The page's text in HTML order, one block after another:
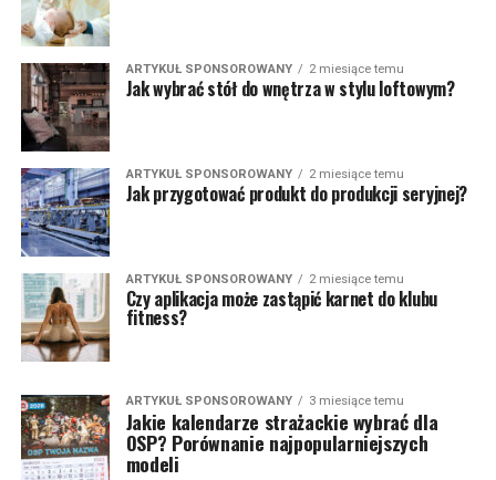
ARTYKUŁ SPONSOROWANY 2 miesiące temu
Jak wybrać stół do wnętrza w stylu loftowym?
ARTYKUŁ SPONSOROWANY 2 miesiące temu
Jak przygotować produkt do produkcji seryjnej?
ARTYKUŁ SPONSOROWANY 2 miesiące temu
Czy aplikacja może zastąpić karnet do klubu
fitness?
ARTYKUŁ SPONSOROWANY 3 miesiące temu
Jakie kalendarze strażackie wybrać dla
OSP? Porównanie najpopularniejszych
modeli